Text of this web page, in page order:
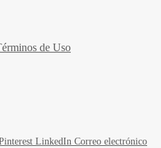
de Uso
LinkedIn Correo electrónico